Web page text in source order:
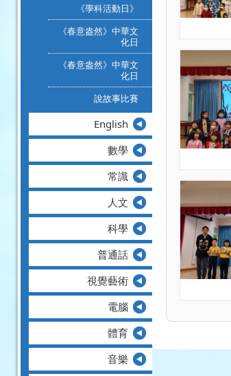
《學科活動日》
《春意盎然》中華文
化日
《春意盎然》中華文
化日
說故事比賽
English
數學
常識
人文
科學
普通話
視覺藝術
電腦
體育
音樂